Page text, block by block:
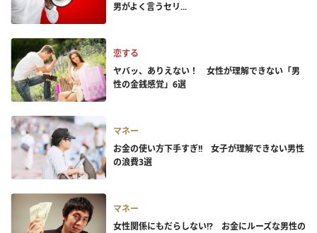
男がよく言うセリ...
恋する
ヤバッ、ありえない！ 女性が理解できない「男
性の金銭感覚」6選
マネー
お金の使い方下手すぎ!! 女子が理解できない男性
の浪費3選
マネー
女性関係にもだらしない!? お金にルーズな男性の